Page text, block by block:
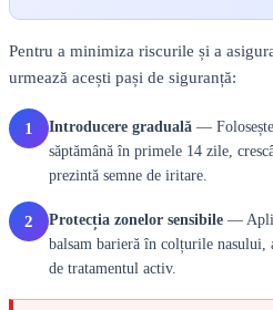
Pentru a minimiza riscurile și a
urmează acești pași de siguranță:
1 Introducere graduală —
săptămână în primele 14 zile,
prezintă semne de iritare.
2 Protecția zonelor sensibile —
balsam barieră în colțurile
de tratamentul activ.